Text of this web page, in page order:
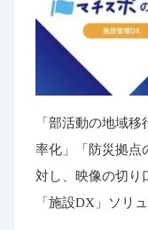
「部活動の地域
率化」「防災拠点
対し、映像の切り
「施設DX」ソリ